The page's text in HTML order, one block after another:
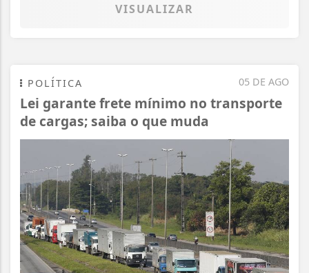
VISUALIZAR
05 DE AGO
POLÍTICA
Lei garante frete mínimo no transporte
de cargas; saiba o que muda